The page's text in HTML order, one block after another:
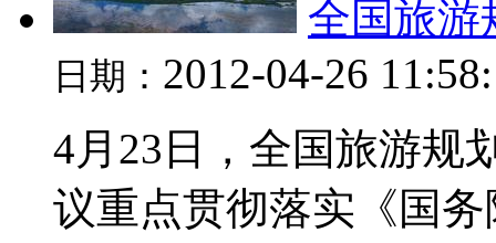
全国旅游
日期： 2012-04-26
4月23日，全国旅游规
议重点贯彻落实《国